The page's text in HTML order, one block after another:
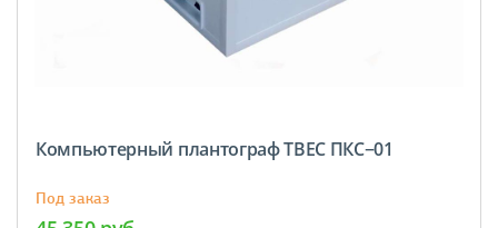
Компьютерный плантограф ТВЕС ПКС−01
Под заказ